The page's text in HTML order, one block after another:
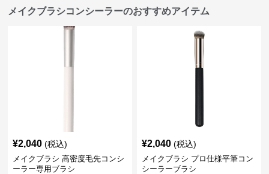
メイクブラシコンシーラーのおすすめアイテム
¥2,040 (税込)
メイクブラシ 高密度毛先コンシ
ーラー専用ブラシ
¥2,040 (税込)
メイクブラシ プロ仕様平筆コン
シーラーブラシ